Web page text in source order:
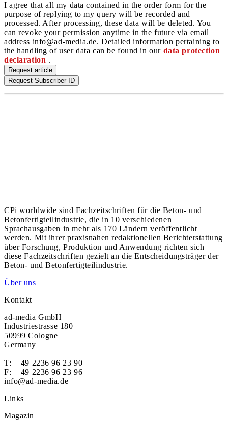
I agree that all my data contained in the order form for the
purpose of replying to my query will be recorded and
processed. After processing, these data will be deleted. You
can revoke your permission anytime in the future via email
address info@ad-media.de. Detailed information pertaining to
the handling of user data can be found in our data protection
declaration .
Request article
Request Subscriber ID
CPi worldwide sind Fachzeitschriften für die Beton- und
Betonfertigteilindustrie, die in 10 verschiedenen
Sprachausgaben in mehr als 170 Ländern veröffentlicht
werden. Mit ihrer praxisnahen redaktionellen Berichterstattung
über Forschung, Produktion und Anwendung richten sich
diese Fachzeitschriften gezielt an die Entscheidungsträger der
Beton- und Betonfertigteilindustrie.
Über uns
Kontakt
ad-media GmbH
Industriestrasse 180
50999 Cologne
Germany
T: + 49 2236 96 23 90
F: + 49 2236 96 23 96
info@ad-media.de
Links
Magazin